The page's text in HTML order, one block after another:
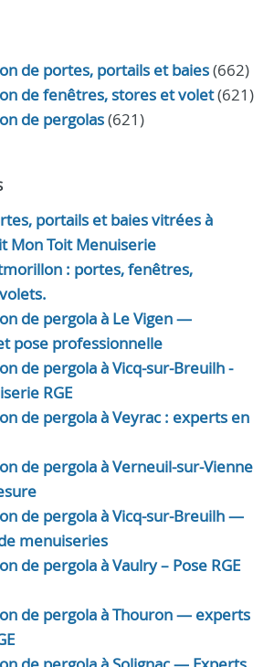
de portes, portails et baies(662)
de fenêtres, stores et volet(621)
de pergolas(621)
portails et baies vitrées à
Mon Toit Menuiserie
: portes, fenêtres,
de pergola à Le Vigen —
pose professionnelle
de pergola à Vicq-sur-Breuilh -
RGE
de pergola à Veyrac : experts en
de pergola à Verneuil-sur-Vienne
de pergola à Vicq-sur-Breuilh —
menuiseries
de pergola à Vaulry – Pose RGE
de pergola à Thouron — experts